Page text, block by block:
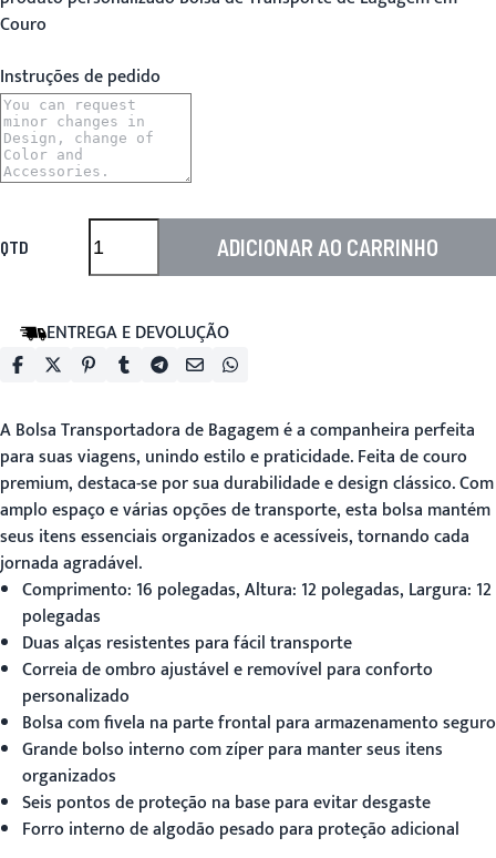
Couro
Instruções de pedido
QTD ADICIONAR AO CARRINHO
ENTREGA E DEVOLUÇÃO
ABolsa Transportadora de Bagagemé a companheira perfeita
para suas viagens, unindo estilo e praticidade. Feita de couro
premium, destaca-se por sua durabilidade e design clássico. Com
amplo espaço e várias opções de transporte, esta bolsa mantém
seus itens essenciais organizados e acessíveis, tornando cada
jornada agradável.
Comprimento: 16 polegadas, Altura: 12 polegadas, Largura: 12
polegadas
Duas alças resistentes para fácil transporte
Correia de ombro ajustável e removível para conforto
personalizado
Bolsa com fivela na parte frontal para armazenamento seguro
Grande bolso interno com zíper para manter seus itens
organizados
Seis pontos de proteção na base para evitar desgaste
Forro interno de algodão pesado para proteção adicional